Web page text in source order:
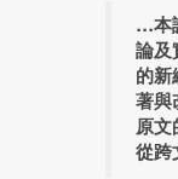
本
論及
的新
著與
原文
從跨